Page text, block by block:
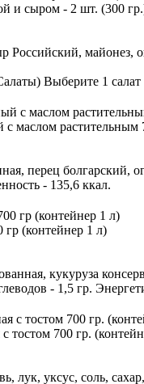
и сыром - 2 шт. (300
Российский, майонез,
Выберите 1 салат
маслом растительным
перец болгарский,
- 135,6 ккал.
гр (контейнер 1 л)
кукуруза
- 1,5 гр.
тостом 700 гр.
лук, уксус, соль,